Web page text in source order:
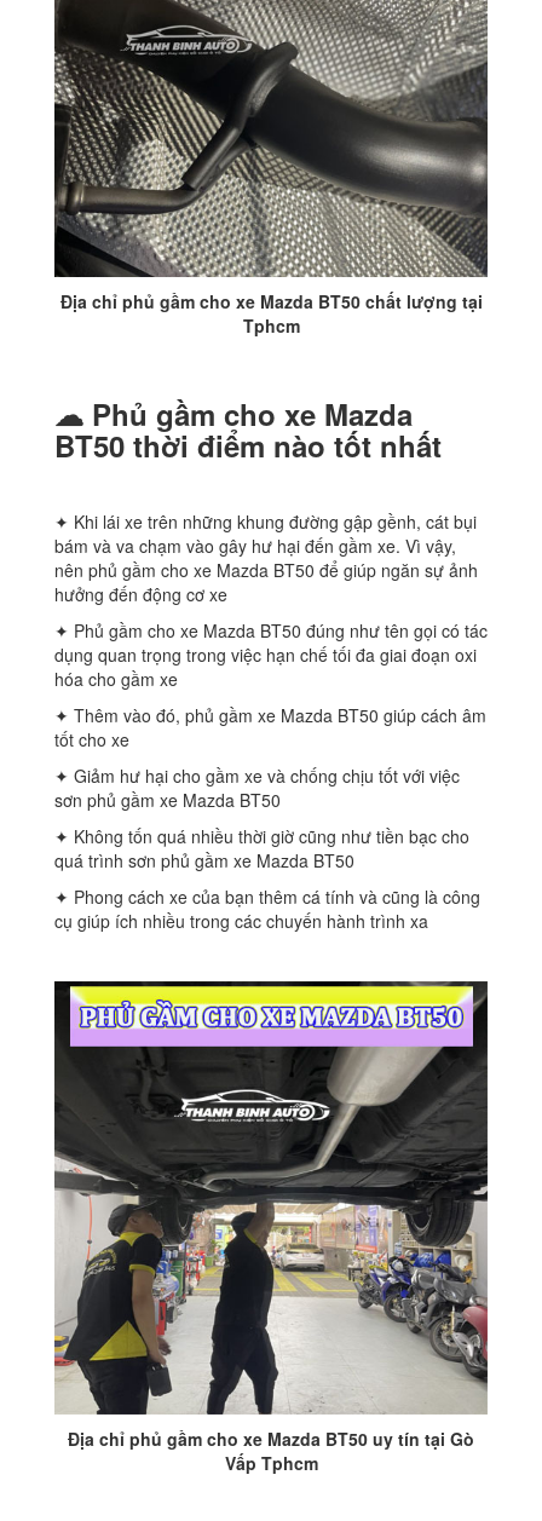
Địa chỉ phủ gầm cho xe Mazda BT50 chất lượng tại
Tphcm
☁ Phủ gầm cho xe Mazda
BT50 thời điểm nào tốt nhất
✦ Khi lái xe trên những khung đường gập gềnh, cát bụi
bám và va chạm vào gây hư hại đến gầm xe. Vì vậy,
nên phủ gầm cho xe Mazda BT50 để giúp ngăn sự ảnh
hưởng đến động cơ xe
✦ Phủ gầm cho xe Mazda BT50 đúng như tên gọi có tác
dụng quan trọng trong việc hạn chế tối đa giai đoạn oxi
hóa cho gầm xe
✦ Thêm vào đó, phủ gầm xe Mazda BT50 giúp cách âm
tốt cho xe
✦ Giảm hư hại cho gầm xe và chống chịu tốt với việc
sơn phủ gầm xe Mazda BT50
✦ Không tốn quá nhiều thời giờ cũng như tiền bạc cho
quá trình sơn phủ gầm xe Mazda BT50
✦ Phong cách xe của bạn thêm cá tính và cũng là công
cụ giúp ích nhiều trong các chuyến hành trình xa
Địa chỉ phủ gầm cho xe Mazda BT50 uy tín tại Gò
Vấp Tphcm